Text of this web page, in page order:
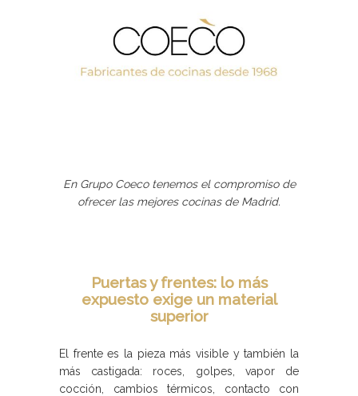
En Grupo Coeco tenemos el compromiso de
ofrecer las mejores cocinas de Madrid.
Puertas y frentes: lo más
expuesto exige un material
superior
El frente es la pieza más visible y también la
más castigada: roces, golpes, vapor de
cocción, cambios térmicos, contacto con